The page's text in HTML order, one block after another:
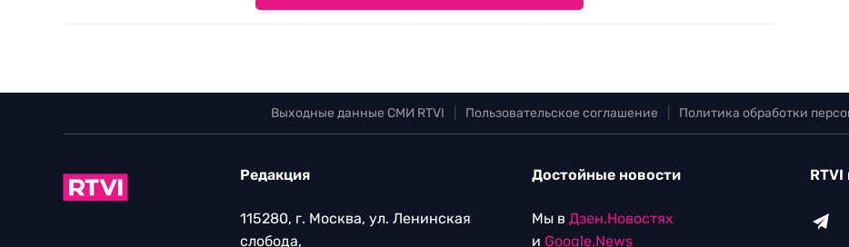
Выходные данные СМИ RTVI Пользовательское соглашение Политика обработки
Редакция
115280, г. Москва, ул. Ленинская
слобода,
Достойные новости
Мы в Дзен.Новостях
и Google.News
RTVI